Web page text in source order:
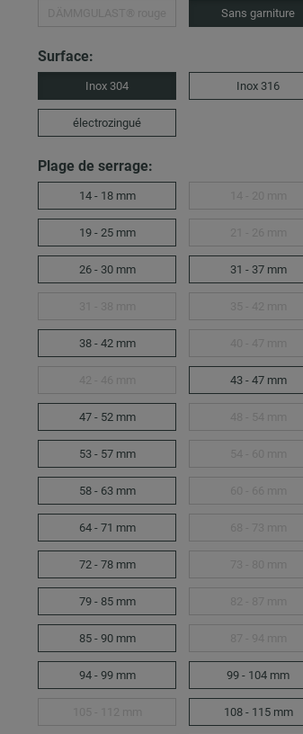
Sans garniture
Surface:
Inox 304 Inox 316
électrozingué
Plage de serrage:
14 - 18 mm
19 - 25 mm
26 - 30 mm 31 - 37 mm
38 - 42 mm
43 - 47 mm
47 - 52 mm
53 - 57 mm
58 - 63 mm
64 - 71 mm
72 - 78 mm
79 - 85 mm
85 - 90 mm
94 - 99 mm 99 - 104 mm
108 - 115 mm